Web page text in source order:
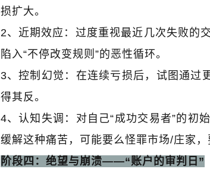
损扩大。
2、近期效应：过度重视最近几次失败的
陷入“不停改变规则 ”的恶性循环。
3、控制幻觉：在连续亏损后，试图通过
得其反。
4、认知失调：对自己“成功交易者”的初
缓解这种痛苦，可能要么怪罪市场/庄家，
阶段四：绝望与崩溃——“账户的审判日 ”